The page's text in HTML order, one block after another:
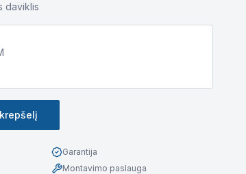
daviklis
Garantija
Montavimo paslauga